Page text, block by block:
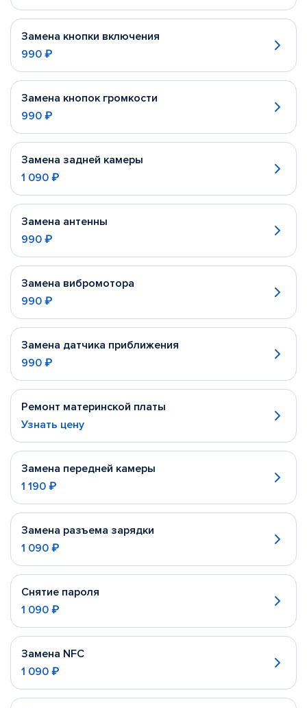
Замена кнопки включения
990 ₽
Замена кнопок громкости
990 ₽
Замена задней камеры
1 090 ₽
Замена антенны
990 ₽
Замена вибромотора
990 ₽
Замена датчика приближения
990 ₽
Ремонт материнской платы
Узнать цену
Замена передней камеры
1 190 ₽
Замена разъема зарядки
1 090 ₽
Снятие пароля
1 090 ₽
Замена NFC
1 090 ₽